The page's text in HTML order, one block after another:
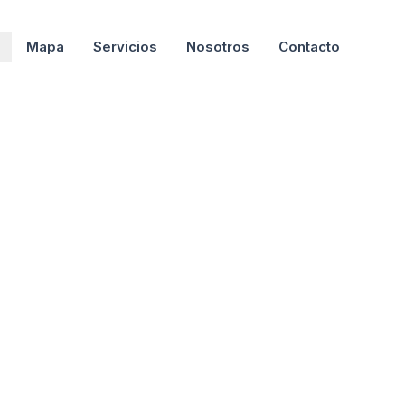
Mapa Servicios Nosotros Contacto